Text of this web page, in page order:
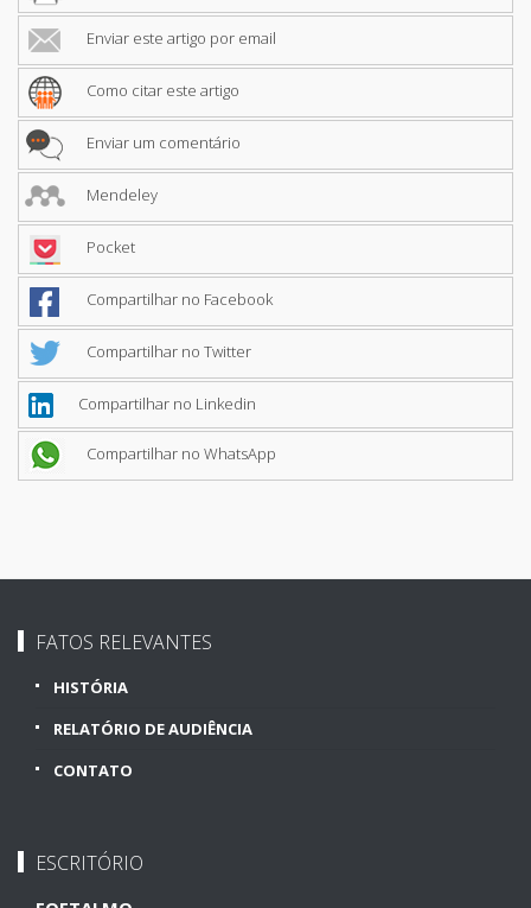
Enviar este artigo por email
Como citar este artigo
Enviar um comentário
Mendeley
Pocket
Compartilhar no Facebook
Compartilhar no Twitter
Compartilhar no Linkedin
Compartilhar no WhatsApp
FATOS RELEVANTES
HISTÓRIA
RELATÓRIO DE AUDIÊNCIA
CONTATO
ESCRITÓRIO